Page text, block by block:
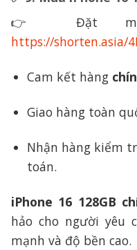
👉 Đặt
https://shorten.asia/
Cam kết hàng
Giao hàng toàn
Nhận hàng kiểm
toán.
iPhone 16 128GB
hảo cho người yêu
mạnh và độ bền cao.